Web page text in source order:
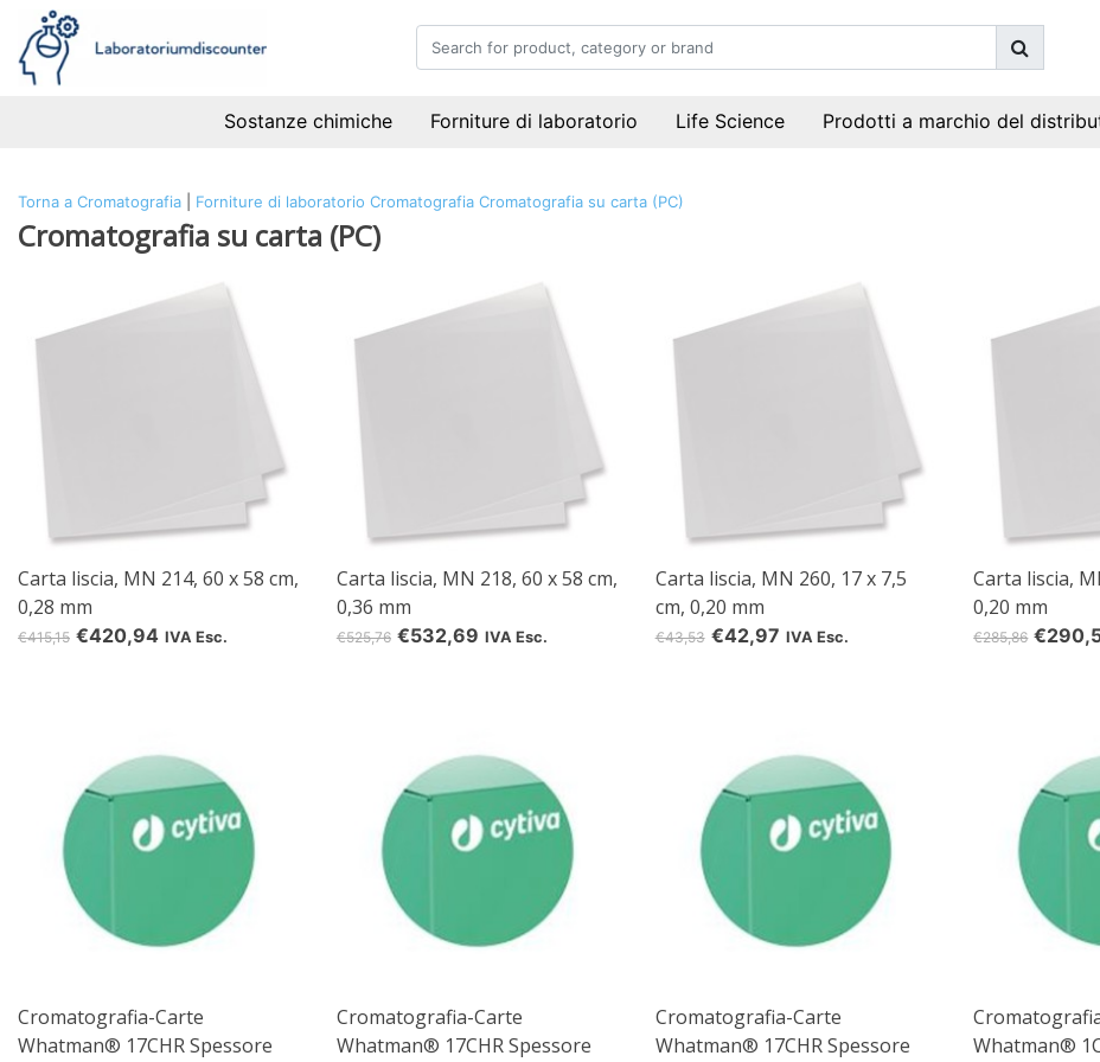
Sostanze chimiche Forniture di laboratorio Life Science Prodotti a marchio del
Torna a Cromatografia Forniture di laboratorio Cromatografia Cromatografia su carta (PC)
Cromatografia su carta (PC)
Carta liscia, MN 214, 60 x 58 cm,
0,28 mm
€415,15 €420,94 IVA Esc.
Carta liscia, MN 218, 60 x 58 cm,
0,36 mm
€525,76 €532,69 IVA Esc.
Carta liscia, MN 260, 17 x 7,5
cm, 0,20 mm
€43,53 €42,97 IVA Esc.
Carta liscia,
0,20 mm
€285,86
Cromatografia-Carte
Whatman® 17CHR Spessore
Cromatografia-Carte
Whatman® 17CHR Spessore
Cromatografia-Carte
Whatman® 17CHR Spessore
Whatman®
5% off for your next order